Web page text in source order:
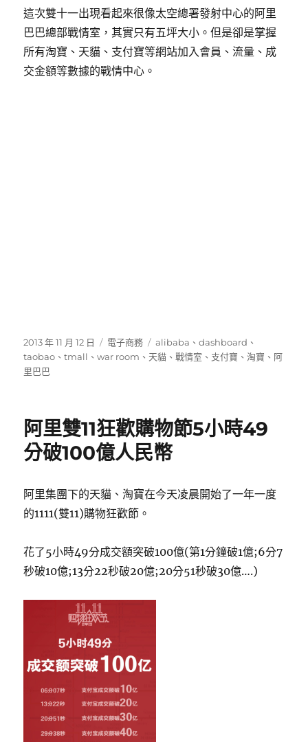
這次雙十一出現看起來很像太空總署發射中心的阿里
巴巴總部戰情室，其實只有五坪大小。但是卻是掌握
所有淘寶、天貓、支付寶等網站加入會員、流量、成
交金額等數據的戰情中心。
發
佈
日
2013 年 11 月 12 日
分
類
電子商務
標
籤
alibaba 、dashboard 、
taobao 、tmall 、war room 、 天貓 、 戰情室 、 支付寶 、淘寶 、 阿
里巴巴
阿里雙11狂歡購物節5小時49
分破100億人民幣
阿里集團下的天貓、淘寶在今天凌晨開始了一年一度
的1111(雙11)購物狂歡節。
花了5小時49分成交額突破100億(第1分鐘破1億;6分7
秒破10億;13分22秒破20億;20分51秒破30億….)